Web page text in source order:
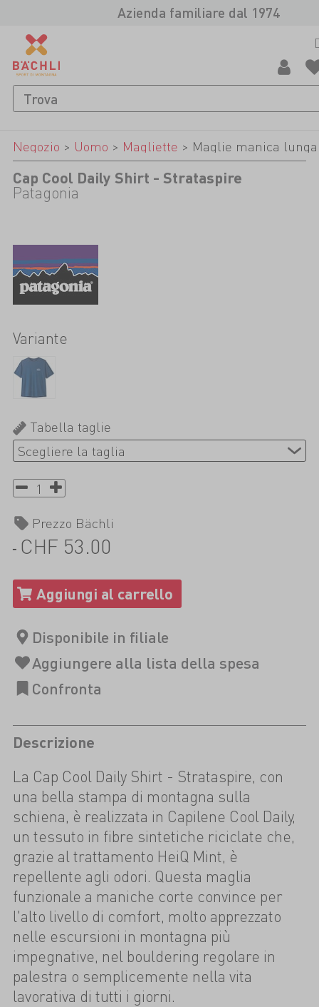
Azienda familiare dal 1974
Negozio > Uomo > Magliette > Maglie manica lunga
Cap Cool Daily Shirt - Strataspire
Patagonia
Variante
Tabella taglie
Prezzo Bächli
CHF 53.00
Descrizione
La Cap Cool Daily Shirt - Strataspire, con
una bella stampa di montagna sulla
schiena, è realizzata in Capilene Cool Daily,
un tessuto in fibre sintetiche riciclate che,
grazie al trattamento HeiQ Mint, è
repellente agli odori. Questa maglia
funzionale a maniche corte convince per
l'alto livello di comfort, molto apprezzato
nelle escursioni in montagna più
impegnative, nel bouldering regolare in
palestra o semplicemente nella vita
lavorativa di tutti i giorni.